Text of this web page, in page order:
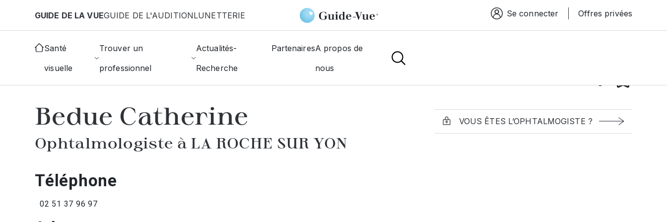
GUIDE DE LA VUEGUIDE DE L'AUDITIONLUNETTERIE Espace connexion
Se connecter Offres privées
Santé
visuelle
Trouver un
professionnel
Actualités-
Recherche
PartenairesA propos de
nous
Accueil Annuaire des ophtalmologistes La-Roche-Sur-Yon Bedue Catherine
Bedue Catherine
Ophtalmologiste à LA ROCHE SUR YON
VOUS ÊTES L’OPHTALMOGISTE ?
Téléphone
02 51 37 96 97